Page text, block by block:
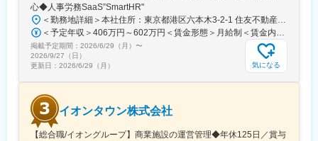
心◆人事労務SaaS”SmartHR"
掲載予定期間： 2026/6/29（月） 〜
2026/9/27（日）
更新日： 2026/6/29（月） 気になる
イオンタウン株式会社
【総合職/イオングループ】商業施設の運営管理◆年休125日／賞与